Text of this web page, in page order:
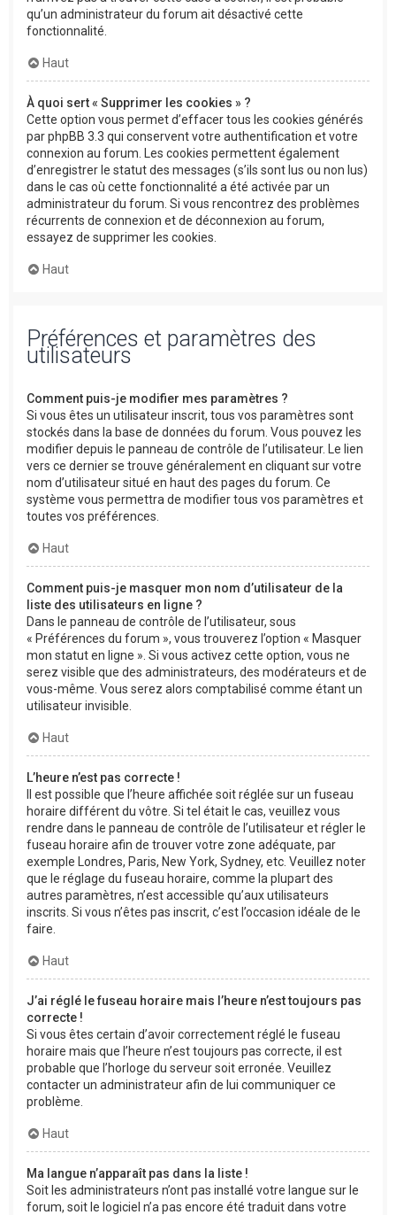
qu’un administrateur du forum ait désactivé cette
fonctionnalité.
Haut
À quoi sert « Supprimer les cookies » ?
Cette option vous permet d’effacer tous les cookies générés
par phpBB 3.3 qui conservent votre authentification et votre
connexion au forum. Les cookies permettent également
d’enregistrer le statut des messages (s’ils sont lus ou non lus)
dans le cas où cette fonctionnalité a été activée par un
administrateur du forum. Si vous rencontrez des problèmes
récurrents de connexion et de déconnexion au forum,
essayez de supprimer les cookies.
Haut
Préférences et paramètres des
utilisateurs
Comment puis-je modifier mes paramètres ?
Si vous êtes un utilisateur inscrit, tous vos paramètres sont
stockés dans la base de données du forum. Vous pouvez les
modifier depuis le panneau de contrôle de l’utilisateur. Le lien
vers ce dernier se trouve généralement en cliquant sur votre
nom d’utilisateur situé en haut des pages du forum. Ce
système vous permettra de modifier tous vos paramètres et
toutes vos préférences.
Haut
Comment puis-je masquer mon nom d’utilisateur de la
liste des utilisateurs en ligne ?
Dans le panneau de contrôle de l’utilisateur, sous
« Préférences du forum », vous trouverez l’option « Masquer
mon statut en ligne ». Si vous activez cette option, vous ne
serez visible que des administrateurs, des modérateurs et de
vous-même. Vous serez alors comptabilisé comme étant un
utilisateur invisible.
Haut
L’heure n’est pas correcte !
Il est possible que l’heure affichée soit réglée sur un fuseau
horaire différent du vôtre. Si tel était le cas, veuillez vous
rendre dans le panneau de contrôle de l’utilisateur et régler le
fuseau horaire afin de trouver votre zone adéquate, par
exemple Londres, Paris, New York, Sydney, etc. Veuillez noter
que le réglage du fuseau horaire, comme la plupart des
autres paramètres, n’est accessible qu’aux utilisateurs
inscrits. Si vous n’êtes pas inscrit, c’est l’occasion idéale de le
faire.
Haut
J’ai réglé le fuseau horaire mais l’heure n’est toujours pas
correcte !
Si vous êtes certain d’avoir correctement réglé le fuseau
horaire mais que l’heure n’est toujours pas correcte, il est
probable que l’horloge du serveur soit erronée. Veuillez
contacter un administrateur afin de lui communiquer ce
problème.
Haut
Ma langue n’apparaît pas dans la liste !
Soit les administrateurs n’ont pas installé votre langue sur le
forum, soit le logiciel n’a pas encore été traduit dans votre